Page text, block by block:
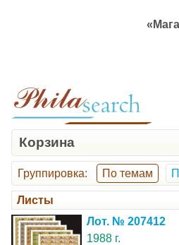
Корзина
Группировка: По темам
Листы
Лот. № 207412
1988 г.